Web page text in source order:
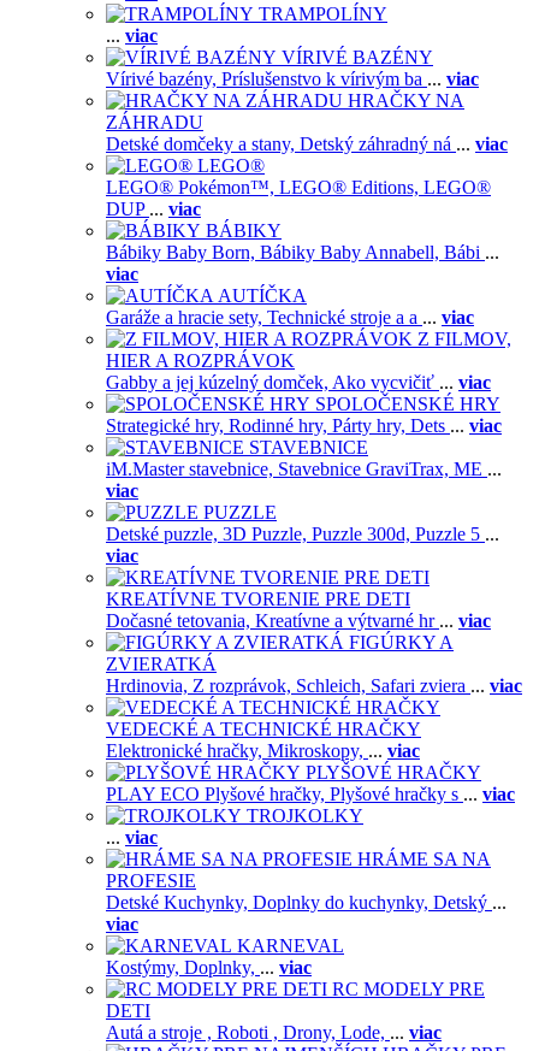
TRAMPOLÍNY
... viac
VÍRIVÉ BAZÉNY
Vírivé bazény, Príslušenstvo k vírivým ba ... viac
HRAČKY NA
ZÁHRADU
Detské domčeky a stany, Detský záhradný ná ... viac
LEGO®
LEGO® Pokémon™, LEGO® Editions, LEGO®
DUP ... viac
BÁBIKY
Bábiky Baby Born, Bábiky Baby Annabell, Bábi ...
viac
AUTÍČKA
Garáže a hracie sety, Technické stroje a a ... viac
Z FILMOV,
HIER A ROZPRÁVOK
Gabby a jej kúzelný domček, Ako vycvičiť ... viac
SPOLOČENSKÉ HRY
Strategické hry, Rodinné hry, Párty hry, Dets ... viac
STAVEBNICE
iM.Master stavebnice, Stavebnice GraviTrax, ME ...
viac
PUZZLE
Detské puzzle, 3D Puzzle, Puzzle 300d, Puzzle 5 ...
viac
KREATÍVNE TVORENIE PRE DETI
Dočasné tetovania, Kreatívne a výtvarné hr ... viac
FIGÚRKY A
ZVIERATKÁ
Hrdinovia, Z rozprávok, Schleich, Safari zviera ... viac
VEDECKÉ A TECHNICKÉ HRAČKY
Elektronické hračky, Mikroskopy, ... viac
PLYŠOVÉ HRAČKY
PLAY ECO Plyšové hračky, Plyšové hračky s ... viac
TROJKOLKY
... viac
HRÁME SA NA
PROFESIE
Detské Kuchynky, Doplnky do kuchynky, Detský ...
viac
KARNEVAL
Kostýmy, Doplnky, ... viac
RC MODELY PRE
DETI
Autá a stroje , Roboti , Drony, Lode, ... viac